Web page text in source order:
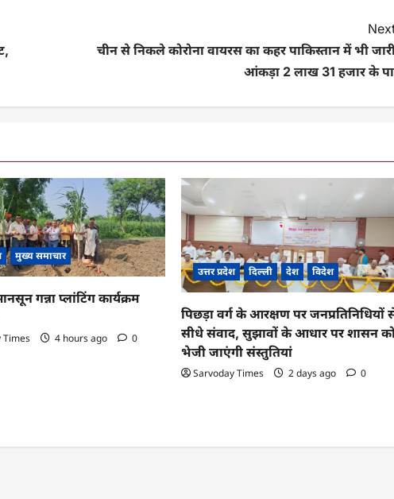
चीन से निकले कोरोना वायरस का कहर पाकिस्तान में भी
आंकड़ा 2 लाख 31 हजार के
मुख्य समाचार
गन्ना प्लांटिंग कार्यक्रम
Times 4 hours ago 0
उत्तर प्रदेश दिल्ली देश विदेश
पिछड़ा वर्ग के आरक्षण पर जनप्रतिनिधियों
सीधे संवाद, सुझावों के आधार पर शासन
भेजी जाएंगी संस्तुतियां
Sarvoday Times 2 days ago 0